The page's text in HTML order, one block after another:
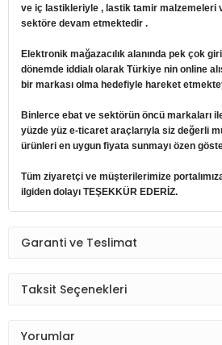
ve iç lastikleriyle , lastik tamir malzemeleri
sektöre devam etmektedir .
Elektronik mağazacılık alanında pek çok
dönemde iddialı olarak Türkiye nin online
bir markası olma hedefiyle hareket
Binlerce ebat ve sektörün öncü markaları
yüzde yüz e-ticaret araçlarıyla siz değerli
ürünleri en uygun fiyata sunmayı özen
Tüm ziyaretçi ve müşterilerimize
ilgiden dolayı TEŞEKKÜR EDERİZ.
Garanti ve Teslimat
Taksit Seçenekleri
Yorumlar